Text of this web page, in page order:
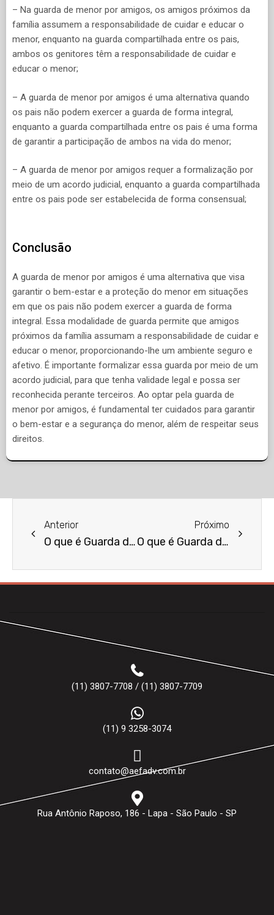
– Na guarda de menor por amigos, os amigos próximos da
família assumem a responsabilidade de cuidar e educar o
menor, enquanto na guarda compartilhada entre os pais,
ambos os genitores têm a responsabilidade de cuidar e
educar o menor;
– A guarda de menor por amigos é uma alternativa quando
os pais não podem exercer a guarda de forma integral,
enquanto a guarda compartilhada entre os pais é uma forma
de garantir a participação de ambos na vida do menor;
– A guarda de menor por amigos requer a formalização por
meio de um acordo judicial, enquanto a guarda compartilhada
entre os pais pode ser estabelecida de forma consensual;
Conclusão
A guarda de menor por amigos é uma alternativa que visa
garantir o bem-estar e a proteção do menor em situações
em que os pais não podem exercer a guarda de forma
integral. Essa modalidade de guarda permite que amigos
próximos da família assumam a responsabilidade de cuidar e
educar o menor, proporcionando-lhe um ambiente seguro e
afetivo. É importante formalizar essa guarda por meio de um
acordo judicial, para que tenha validade legal e possa ser
reconhecida perante terceiros. Ao optar pela guarda de
menor por amigos, é fundamental ter cuidados para garantir
o bem-estar e a segurança do menor, além de respeitar seus
direitos.
Anterior
O que é Guarda de Menor por Parentes?
Próximo
O que é Guarda de Menor por Instituição?
(11) 3807-7708 / (11) 3807-7709
(11) 9 3258-3074
contato@aefadv.com.br
Rua Antônio Raposo, 186 - Lapa - São Paulo - SP